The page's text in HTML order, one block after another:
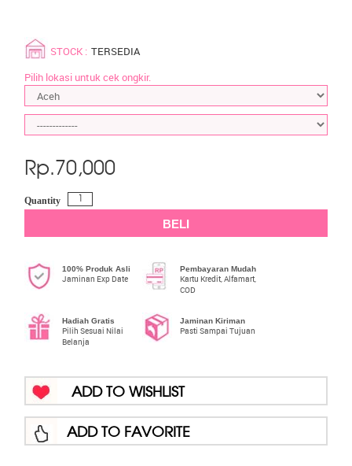
STOCK : TERSEDIA
Pilih lokasi untuk cek ongkir.
Rp. 70,000
Quantity
BELI
100% Produk Asli
Jaminan Exp Date
Pembayaran Mudah
Kartu Kredit, Alfamart,
COD
Hadiah Gratis
Pilih Sesuai Nilai
Belanja
Jaminan Kiriman
Pasti Sampai Tujuan
ADD TO WISHLIST
ADD TO FAVORITE